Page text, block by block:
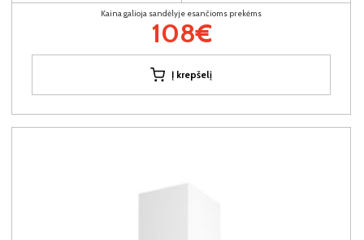
Kaina galioja sandėlyje esančioms prekėms
108€
Į krepšelį